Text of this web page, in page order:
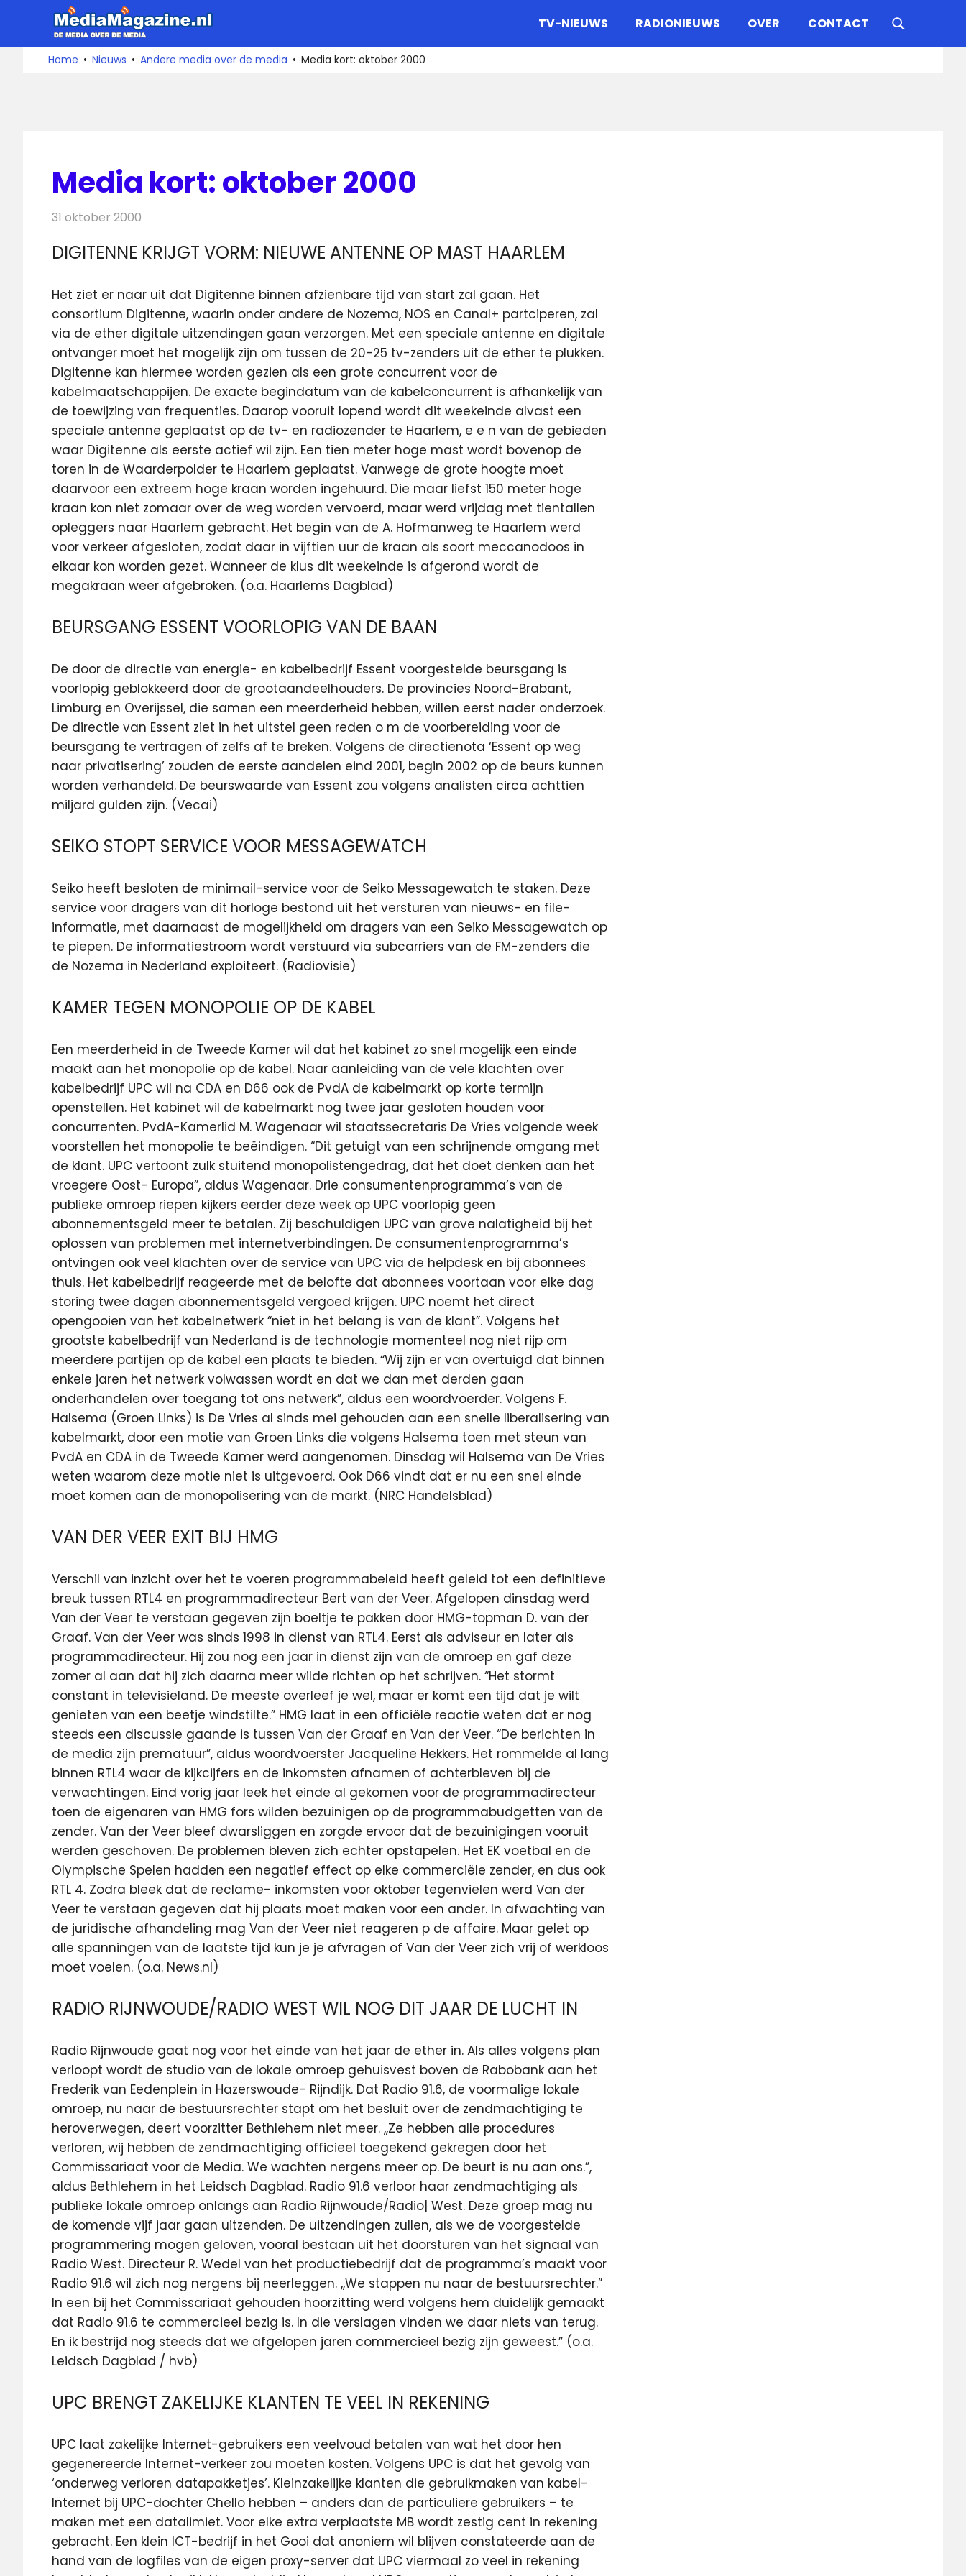
de
De
media
over
TV-NIEUWS RADIONIEUWS OVER CONTACT
Home Nieuws Andere media over de media Media kort: oktober 2000
Media kort: oktober 2000
31 oktober 2000
DIGITENNE KRIJGT VORM: NIEUWE ANTENNE OP MAST HAARLEM
Het ziet er naar uit dat Digitenne binnen afzienbare tijd van start zal gaan. Het
consortium Digitenne, waarin onder andere de Nozema, NOS en Canal+ partciperen, zal
via de ether digitale uitzendingen gaan verzorgen. Met een speciale antenne en digitale
ontvanger moet het mogelijk zijn om tussen de 20-25 tv-zenders uit de ether te plukken.
Digitenne kan hiermee worden gezien als een grote concurrent voor de
kabelmaatschappijen. De exacte begindatum van de kabelconcurrent is afhankelijk van
de toewijzing van frequenties. Daarop vooruit lopend wordt dit weekeinde alvast een
speciale antenne geplaatst op de tv- en radiozender te Haarlem, e e n van de gebieden
waar Digitenne als eerste actief wil zijn. Een tien meter hoge mast wordt bovenop de
toren in de Waarderpolder te Haarlem geplaatst. Vanwege de grote hoogte moet
daarvoor een extreem hoge kraan worden ingehuurd. Die maar liefst 150 meter hoge
kraan kon niet zomaar over de weg worden vervoerd, maar werd vrijdag met tientallen
opleggers naar Haarlem gebracht. Het begin van de A. Hofmanweg te Haarlem werd
voor verkeer afgesloten, zodat daar in vijftien uur de kraan als soort meccanodoos in
elkaar kon worden gezet. Wanneer de klus dit weekeinde is afgerond wordt de
megakraan weer afgebroken. (o.a. Haarlems Dagblad)
BEURSGANG ESSENT VOORLOPIG VAN DE BAAN
De door de directie van energie- en kabelbedrijf Essent voorgestelde beursgang is
voorlopig geblokkeerd door de grootaandeelhouders. De provincies Noord-Brabant,
Limburg en Overijssel, die samen een meerderheid hebben, willen eerst nader onderzoek.
De directie van Essent ziet in het uitstel geen reden o m de voorbereiding voor de
beursgang te vertragen of zelfs af te breken. Volgens de directienota ‘Essent op weg
naar privatisering’ zouden de eerste aandelen eind 2001, begin 2002 op de beurs kunnen
worden verhandeld. De beurswaarde van Essent zou volgens analisten circa achttien
miljard gulden zijn. (Vecai)
SEIKO STOPT SERVICE VOOR MESSAGEWATCH
Seiko heeft besloten de minimail-service voor de Seiko Messagewatch te staken. Deze
service voor dragers van dit horloge bestond uit het versturen van nieuws- en file-
informatie, met daarnaast de mogelijkheid om dragers van een Seiko Messagewatch op
te piepen. De informatiestroom wordt verstuurd via subcarriers van de FM-zenders die
de Nozema in Nederland exploiteert. (Radiovisie)
KAMER TEGEN MONOPOLIE OP DE KABEL
Een meerderheid in de Tweede Kamer wil dat het kabinet zo snel mogelijk een einde
maakt aan het monopolie op de kabel. Naar aanleiding van de vele klachten over
kabelbedrijf UPC wil na CDA en D66 ook de PvdA de kabelmarkt op korte termijn
openstellen. Het kabinet wil de kabelmarkt nog twee jaar gesloten houden voor
concurrenten. PvdA-Kamerlid M. Wagenaar wil staatssecretaris De Vries volgende week
voorstellen het monopolie te beëindigen. “Dit getuigt van een schrijnende omgang met
de klant. UPC vertoont zulk stuitend monopolistengedrag, dat het doet denken aan het
vroegere Oost- Europa”, aldus Wagenaar. Drie consumentenprogramma’s van de
publieke omroep riepen kijkers eerder deze week op UPC voorlopig geen
abonnementsgeld meer te betalen. Zij beschuldigen UPC van grove nalatigheid bij het
oplossen van problemen met internetverbindingen. De consumentenprogramma’s
ontvingen ook veel klachten over de service van UPC via de helpdesk en bij abonnees
thuis. Het kabelbedrijf reageerde met de belofte dat abonnees voortaan voor elke dag
storing twee dagen abonnementsgeld vergoed krijgen. UPC noemt het direct
opengooien van het kabelnetwerk “niet in het belang is van de klant”. Volgens het
grootste kabelbedrijf van Nederland is de technologie momenteel nog niet rijp om
meerdere partijen op de kabel een plaats te bieden. “Wij zijn er van overtuigd dat binnen
enkele jaren het netwerk volwassen wordt en dat we dan met derden gaan
onderhandelen over toegang tot ons netwerk”, aldus een woordvoerder. Volgens F.
Halsema (Groen Links) is De Vries al sinds mei gehouden aan een snelle liberalisering van
kabelmarkt, door een motie van Groen Links die volgens Halsema toen met steun van
PvdA en CDA in de Tweede Kamer werd aangenomen. Dinsdag wil Halsema van De Vries
weten waarom deze motie niet is uitgevoerd. Ook D66 vindt dat er nu een snel einde
moet komen aan de monopolisering van de markt. (NRC Handelsblad)
VAN DER VEER EXIT BIJ HMG
Verschil van inzicht over het te voeren programmabeleid heeft geleid tot een definitieve
breuk tussen RTL4 en programmadirecteur Bert van der Veer. Afgelopen dinsdag werd
Van der Veer te verstaan gegeven zijn boeltje te pakken door HMG-topman D. van der
Graaf. Van der Veer was sinds 1998 in dienst van RTL4. Eerst als adviseur en later als
programmadirecteur. Hij zou nog een jaar in dienst zijn van de omroep en gaf deze
zomer al aan dat hij zich daarna meer wilde richten op het schrijven. “Het stormt
constant in televisieland. De meeste overleef je wel, maar er komt een tijd dat je wilt
genieten van een beetje windstilte.” HMG laat in een officiële reactie weten dat er nog
steeds een discussie gaande is tussen Van der Graaf en Van der Veer. “De berichten in
de media zijn prematuur”, aldus woordvoerster Jacqueline Hekkers. Het rommelde al lang
binnen RTL4 waar de kijkcijfers en de inkomsten afnamen of achterbleven bij de
verwachtingen. Eind vorig jaar leek het einde al gekomen voor de programmadirecteur
toen de eigenaren van HMG fors wilden bezuinigen op de programmabudgetten van de
zender. Van der Veer bleef dwarsliggen en zorgde ervoor dat de bezuinigingen vooruit
werden geschoven. De problemen bleven zich echter opstapelen. Het EK voetbal en de
Olympische Spelen hadden een negatief effect op elke commerciële zender, en dus ook
RTL 4. Zodra bleek dat de reclame- inkomsten voor oktober tegenvielen werd Van der
Veer te verstaan gegeven dat hij plaats moet maken voor een ander. In afwachting van
de juridische afhandeling mag Van der Veer niet reageren p de affaire. Maar gelet op
alle spanningen van de laatste tijd kun je je afvragen of Van der Veer zich vrij of werkloos
moet voelen. (o.a. News.nl)
RADIO RIJNWOUDE/RADIO WEST WIL NOG DIT JAAR DE LUCHT IN
Radio Rijnwoude gaat nog voor het einde van het jaar de ether in. Als alles volgens plan
verloopt wordt de studio van de lokale omroep gehuisvest boven de Rabobank aan het
Frederik van Eedenplein in Hazerswoude- Rijndijk. Dat Radio 91.6, de voormalige lokale
omroep, nu naar de bestuursrechter stapt om het besluit over de zendmachtiging te
heroverwegen, deert voorzitter Bethlehem niet meer. ,,Ze hebben alle procedures
verloren, wij hebben de zendmachtiging officieel toegekend gekregen door het
Commissariaat voor de Media. We wachten nergens meer op. De beurt is nu aan ons.”,
aldus Bethlehem in het Leidsch Dagblad. Radio 91.6 verloor haar zendmachtiging als
publieke lokale omroep onlangs aan Radio Rijnwoude/Radio| West. Deze groep mag nu
de komende vijf jaar gaan uitzenden. De uitzendingen zullen, als we de voorgestelde
programmering mogen geloven, vooral bestaan uit het doorsturen van het signaal van
Radio West. Directeur R. Wedel van het productiebedrijf dat de programma’s maakt voor
Radio 91.6 wil zich nog nergens bij neerleggen. ,,We stappen nu naar de bestuursrechter.”
In een bij het Commissariaat gehouden hoorzitting werd volgens hem duidelijk gemaakt
dat Radio 91.6 te commercieel bezig is. In die verslagen vinden we daar niets van terug.
En ik bestrijd nog steeds dat we afgelopen jaren commercieel bezig zijn geweest.” (o.a.
Leidsch Dagblad / hvb)
UPC BRENGT ZAKELIJKE KLANTEN TE VEEL IN REKENING
UPC laat zakelijke Internet-gebruikers een veelvoud betalen van wat het door hen
gegenereerde Internet-verkeer zou moeten kosten. Volgens UPC is dat het gevolg van
‘onderweg verloren datapakketjes’. Kleinzakelijke klanten die gebruikmaken van kabel-
Internet bij UPC-dochter Chello hebben – anders dan de particuliere gebruikers – te
maken met een datalimiet. Voor elke extra verplaatste MB wordt zestig cent in rekening
gebracht. Een klein ICT-bedrijf in het Gooi dat anoniem wil blijven constateerde aan de
hand van de logfiles van de eigen proxy-server dat UPC viermaal zo veel in rekening